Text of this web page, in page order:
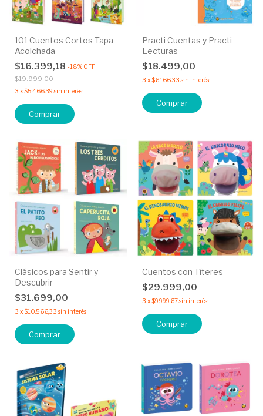
101 Cuentos Cortos Tapa
Acolchada
$16.399,18 -18% OFF
$19.999,00
3 x$5.466,39 sin interés
Comprar
Practi Cuentas y Practi
Lecturas
$18.499,00
3 x$6.166,33 sin interés
Comprar
Clásicos para Sentir y
Descubrir
$31.699,00
3 x$10.566,33 sin interés
Comprar
Cuentos con Títeres
$29.999,00
3 x$9.999,67sin interés
Comprar